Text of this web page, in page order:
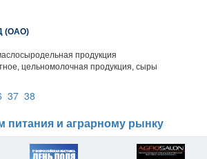
(ОАО)
продукция
цельномолочная продукция, сыры
37 38
питания и аграрному рынку